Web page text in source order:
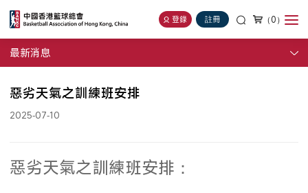
登錄 註冊 （0）
最新消息
惡劣天氣之訓練班安排
2025-07-10
惡劣天氣之訓練班安排：